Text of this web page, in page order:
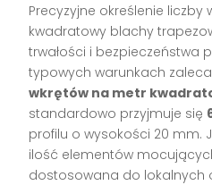
Precyzyjne określenie liczby
kwadratowy blachy
trwałości i bezpieczeństwa
typowych warunkach
wkrętów na metr
standardowo przyjmuje się
profilu o wysokości 20 mm.
ilość elementów
dostosowana do lokalnych